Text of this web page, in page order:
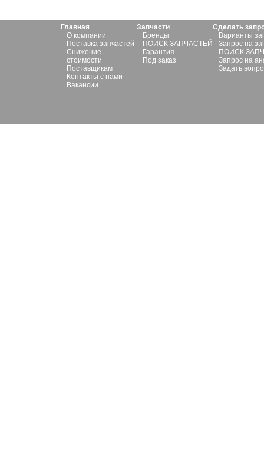
Главная
О компании
Поставка запчастей
Снижение
стоимости
Поставщикам
Контакты с нами
Вакансии
Запчасти
Бренды
ПОИСК ЗАПЧАСТЕЙ
Гарантия
Под заказ
Сделать
Варианты
Запрос на
ПОИСК
Запрос на
Задать